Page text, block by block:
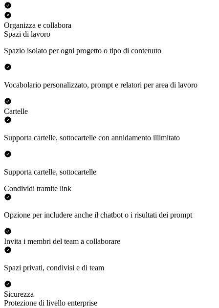
Organizza e collabora
Spazi di lavoro
Spazio isolato per ogni progetto o tipo di contenuto
Vocabolario personalizzato, prompt e relatori per area di lavoro
Cartelle
Supporta cartelle, sottocartelle con annidamento illimitato
Supporta cartelle, sottocartelle
Condividi tramite link
Opzione per includere anche il chatbot o i risultati dei prompt
Invita i membri del team a collaborare
Spazi privati, condivisi e di team
Sicurezza
Protezione di livello enterprise